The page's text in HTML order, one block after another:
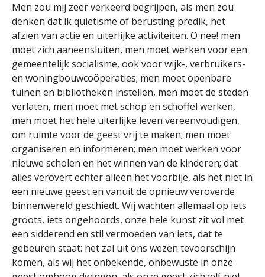
Men zou mij zeer verkeerd begrijpen, als men zou
denken dat ik quiëtisme of berusting predik, het
afzien van actie en uiterlijke activiteiten. O nee! men
moet zich aaneensluiten, men moet werken voor een
gemeentelijk socialisme, ook voor wijk-, verbruikers-
en woningbouwcoöperaties; men moet openbare
tuinen en bibliotheken instellen, men moet de steden
verlaten, men moet met schop en schoffel werken,
men moet het hele uiterlijke leven vereenvoudigen,
om ruimte voor de geest vrij te maken; men moet
organiseren en informeren; men moet werken voor
nieuwe scholen en het winnen van de kinderen; dat
alles verovert echter alleen het voorbije, als het niet in
een nieuwe geest en vanuit de opnieuw veroverde
binnenwereld geschiedt. Wij wachten allemaal op iets
groots, iets ongehoords, onze hele kunst zit vol met
een sidderend en stil vermoeden van iets, dat te
gebeuren staat: het zal uit ons wezen tevoorschijn
komen, als wij het onbekende, onbewuste in onze